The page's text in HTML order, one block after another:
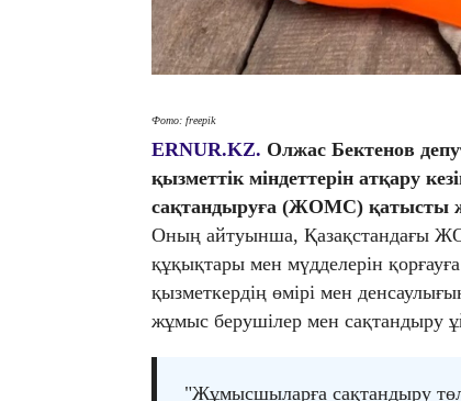
Фото: freepik
ERNUR.KZ. Олжас Бектенов
қызметтік міндеттерін атқару
сақтандыруға (ЖОМС) қатысты
Оның айтуынша, Қазақстандағы
құқықтары мен мүдделерін
қызметкердің өмірі мен
жұмыс берушілер мен сақтандыру
"Жұмысшыларға сақтандыру